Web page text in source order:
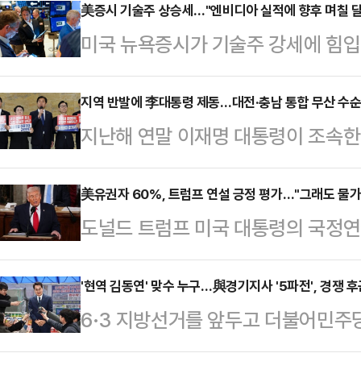
화두는 '대통령과의 직접적인 접점'
넘어 이 대통령과 얼마나 가까이에
이나 이른바 '샤라웃'(shout out)을
부상 중이다.대통령과 접점을 전면
는 가운데 강원도지사에 출마하는
계양을 보궐선거 …
美증시 기술주 상승세…"엔비디아 실적에 향후 며칠
미국 뉴욕증시가 기술주 강세에 힘
방송에 따르면 전통적 우량주로 구
(현지시간) 전 거래일보다
을 마쳤다. 대형주 위주의 스탠더
인트(0.81%) 상승한 6946.14에,
288.40(1.26%)포인트 뛴 2만
비디아는 실적 발표를 앞두고
지역 반발에 李대통령 제동…대전·충남 통합 무산 수
지난해 연말 이재명 대통령이 조속
충남 행정통합이 암초를 만났다. 시
어, 이 대통령 역시 지역 동의 없는
방선거 내 통합은 사실상 어려워졌
면, 이 대통령은 전날 엑스(X·옛 트
반대하고 있다"며 "천년의 역사를
없이 일방적으로 강행할 수는 없다
소한 해당…
美유권자 60%, 트럼프 연설 긍정 평가…"그래도 물
도널드 트럼프 미국 대통령의 국정
평가를 내렸다고 미 CNN 방송이
사기관 SSRS에 의뢰해 트럼프 대
사했다. 조사 결과 응답자의 38%는
라고 답했다. 전체의 63%가 국정
'현역 김동연' 맞수 누구…與경기지사 '5파전', 경쟁 후
6·3 지방선거를 앞두고 더불어민
관심이 쏠리는 가운데, 경기도 민심